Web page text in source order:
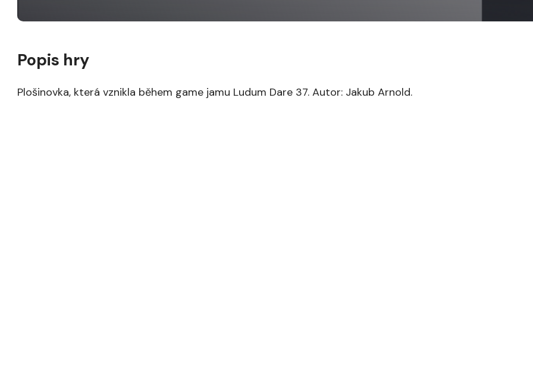
Popis hry
Plošinovka, která vznikla během game jamu Ludum Dare 37. Autor: Jakub Arnold.